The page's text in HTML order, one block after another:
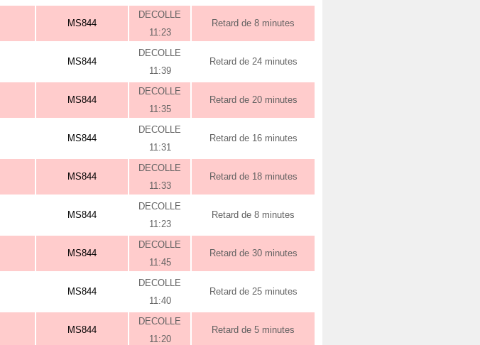
MS844
DECOLLE
11:23
Retard de 8 minutes
MS844
DECOLLE
11:39
Retard de 24 minutes
MS844
DECOLLE
11:35
Retard de 20 minutes
MS844
DECOLLE
11:31
Retard de 16 minutes
MS844
DECOLLE
11:33
Retard de 18 minutes
MS844
DECOLLE
11:23
Retard de 8 minutes
MS844
DECOLLE
11:45
Retard de 30 minutes
MS844
DECOLLE
11:40
Retard de 25 minutes
MS844
DECOLLE
11:20
Retard de 5 minutes